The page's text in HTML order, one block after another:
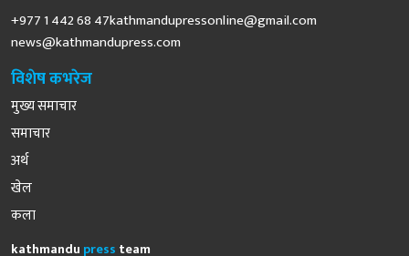
+977 1 442 68 47kathmandupressonline@gmail.com
news@kathmandupress.com
विशेष कभरेज
मुख्य समाचार
समाचार
अर्थ
खेल
कला
kathmandu press team